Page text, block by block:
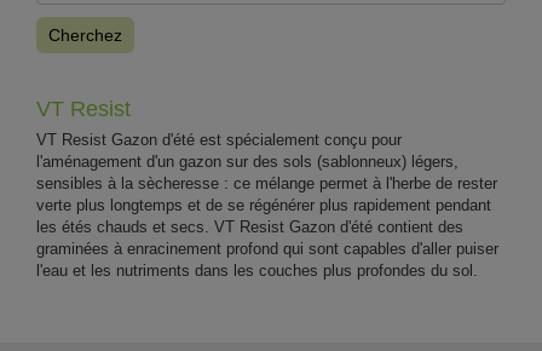
Cherchez
VT Resist
VT Resist Gazon d'été est spécialement conçu pour
l'aménagement d'un gazon sur des sols (sablonneux) légers,
sensibles à la sècheresse : ce mélange permet à l'herbe de rester
verte plus longtemps et de se régénérer plus rapidement pendant
les étés chauds et secs. VT Resist Gazon d'été contient des
graminées à enracinement profond qui sont capables d'aller puiser
l'eau et les nutriments dans les couches plus profondes du sol.